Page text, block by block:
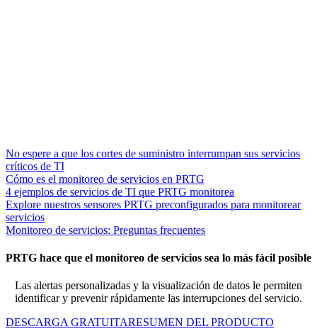
No espere a que los cortes de suministro interrumpan sus servicios
críticos de TI
Cómo es el monitoreo de servicios en PRTG
4 ejemplos de servicios de TI que PRTG monitorea
Explore nuestros sensores PRTG preconfigurados para monitorear
servicios
Monitoreo de servicios: Preguntas frecuentes
PRTG hace que el monitoreo de servicios sea lo más fácil posible
Las alertas personalizadas y la visualización de datos le permiten
identificar y prevenir rápidamente las interrupciones del servicio.
DESCARGA GRATUITARESUMEN DEL PRODUCTO